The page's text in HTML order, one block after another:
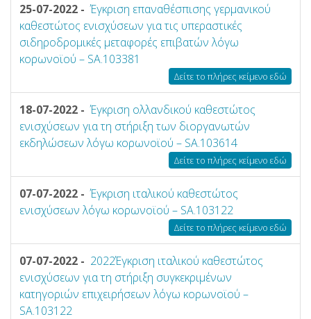
25-07-2022 - Έγκριση επαναθέσπισης γερμανικού
καθεστώτος ενισχύσεων για τις υπεραστικές
σιδηροδρομικές μεταφορές επιβατών λόγω
κορωνοϊού – SA.103381
Δείτε το πλήρες κείμενο εδώ
18-07-2022 - Έγκριση ολλανδικού καθεστώτος
ενισχύσεων για τη στήριξη των διοργανωτών
εκδηλώσεων λόγω κορωνοϊού – SA.103614
Δείτε το πλήρες κείμενο εδώ
07-07-2022 - Έγκριση ιταλικού καθεστώτος
ενισχύσεων λόγω κορωνοϊού – SA.103122
Δείτε το πλήρες κείμενο εδώ
07-07-2022 - 2022Έγκριση ιταλικού καθεστώτος
ενισχύσεων για τη στήριξη συγκεκριμένων
κατηγοριών επιχειρήσεων λόγω κορωνοϊού –
SA.103122